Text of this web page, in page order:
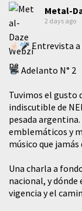
Metal-
2 days ago
Entrevista a
Adelanto N° 2
Tuvimos el gusto
indiscutible de
pesada
emblemáticos y
músico que
​Una charla a
nacional, y
vigencia y el